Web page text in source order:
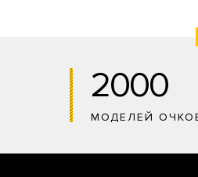
2000
МОДЕЛЕЙ